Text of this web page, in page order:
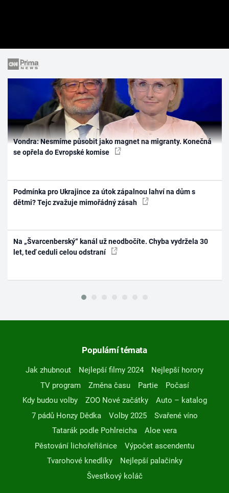
Vondra: Nesmíme působit jako magnet na migranty. Konečná
se opřela do Evropské komise
Podmínka pro Ukrajince za útok zápalnou lahví na dům s
dětmi? Tejc zvažuje mimořádný zásah
Na „Švarcenberský“ kanál už neodbočíte. Chyba vydržela 30
let, teď ceduli celou odstraní
Populární témata
Jak zhubnout Nejlepší filmy 2024
Nejlepší horory
TV program
Změna času Partie
Počasí
Kdy budou volby
ZOO Nové začátky
Auto – katalog
7 pádů Honzy Dědka
Volby 2025
Svařené víno
Tatarák podle Pohlreicha
Aloe vera
Pěstování lichořeřišnice
Výpočet ascendentu
Tvarohové knedlíky
Nejlepší palačinky
Švestkový koláč